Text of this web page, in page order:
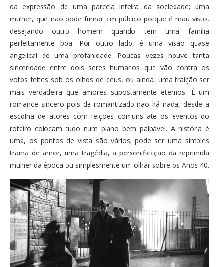
da expressão de uma parcela inteira da sociedade; uma
mulher, que não pode fumar em público porque é mau visto,
desejando outro homem quando tem uma família
perfeitamente boa. Por outro lado, é uma visão quase
angelical de uma profanidade. Poucas vezes houve tanta
sinceridade entre dois seres humanos que vão contra os
votos feitos sob os olhos de deus, ou ainda, uma traição ser
mais verdadeira que amores supostamente eternos. É um
romance sincero pois de romantizado não há nada, desde a
escolha de atores com feições comuns até os eventos do
roteiro colocam tudo num plano bem palpável. A história é
uma, os pontos de vista são vários; pode ser uma simples
trama de amor, uma tragédia, a personificação da reprimida
mulher da época ou simplesmente um olhar sobre os Anos 40.